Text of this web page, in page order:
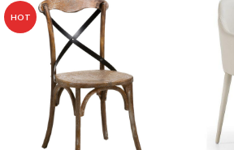
HOT